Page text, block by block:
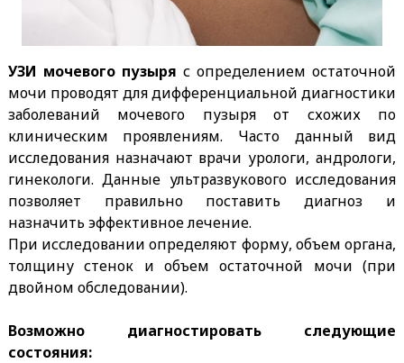
УЗИ мочевого пузыря с определением остаточной
мочи проводят для дифференциальной диагностики
заболеваний мочевого пузыря от схожих по
клиническим проявлениям. Часто данный вид
исследования назначают врачи урологи, андрологи,
гинекологи. Данные ультразвукового исследования
позволяет правильно поставить диагноз и
назначить эффективное лечение.
При исследовании определяют форму, объем органа,
толщину стенок и объем остаточной мочи (при
двойном обследовании).
Возможно диагностировать следующие
состояния: